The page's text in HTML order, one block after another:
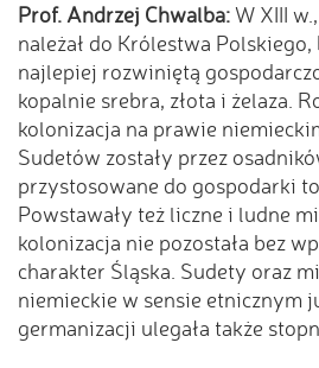
Prof. Andrzej Chwalba:W XIII
należał do Królestwa Polskiego,
najlepiej rozwiniętą
kopalnie srebra, złota i żelaza.
kolonizacja na prawie
Sudetów zostały przez
przystosowane do gospodarki
Powstawały też liczne i ludne
kolonizacja nie pozostała bez
charakter Śląska. Sudety oraz
niemieckie w sensie etnicznym
germanizacji ulegała także